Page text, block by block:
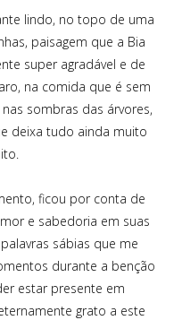
lindo, no topo de uma
paisagem que a Bia
super agradável e de
na comida que é sem
sombras das árvores,
deixa tudo ainda muito
ficou por conta de
e sabedoria em suas
sábias que me
durante a benção
estar presente em
grato a este